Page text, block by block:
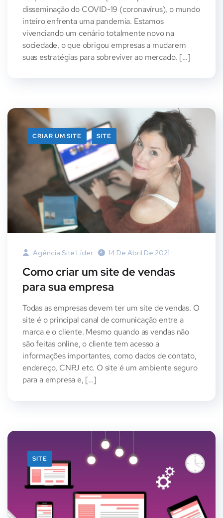
disseminação do COVID-19 (coronavírus), o mundo
inteiro enfrenta uma pandemia. Estamos
vivenciando um cenário totalmente novo na
sociedade, o que obrigou empresas a mudarem
suas estratégias para sobreviver ao mercado. […]
CRIAR UM SITE SITE
Agência Site Líder 14 De Abril De 2021
Como criar um site de vendas
para sua empresa
Todas as empresas devem ter um site de vendas. O
site é o principal canal de comunicação entre a
marca e o cliente. Mesmo quando as vendas não
são feitas online, o cliente tem acesso a
informações importantes, como dados de contato,
endereço, CNPJ etc. O site é um ambiente seguro
para a empresa e, […]
SITE